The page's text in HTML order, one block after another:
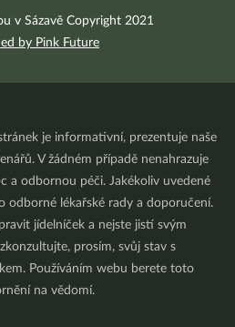
v Sázavě Copyright 2021
by Pink Future
je informativní, prezentuje naše
V žádném případě nenahrazuje
a odbornou péči. Jakékoliv uvedené
odborné lékařské rady a doporučení.
jídelníček a nejste jistí svým
prosím, svůj stav s
Používáním webu berete toto
na vědomí.